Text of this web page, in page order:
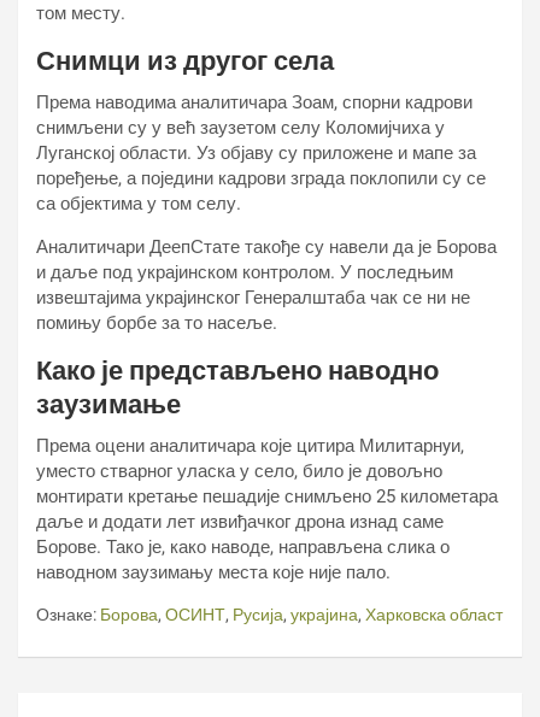
том месту.
Снимци из другог села
Према наводима аналитичара Зоам, спорни кадрови
снимљени су у већ заузетом селу Коломијчиха у
Луганској области. Уз објаву су приложене и мапе за
поређење, а поједини кадрови зграда поклопили су се
са објектима у том селу.
Аналитичари ДеепСтате такође су навели да је Борова
и даље под украјинском контролом. У последњим
извештајима украјинског Генералштаба чак се ни не
помињу борбе за то насеље.
Како је представљено наводно
заузимање
Према оцени аналитичара које цитира Милитарнyи,
уместо стварног уласка у село, било је довољно
монтирати кретање пешадије снимљено 25 километара
даље и додати лет извиђачког дрона изнад саме
Борове. Тако је, како наводе, направљена слика о
наводном заузимању места које није пало.
Ознаке: Борова, ОСИНТ, Русија, украјина, Харковска област